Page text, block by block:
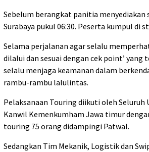
Sebelum berangkat panitia menyediakan
Surabaya pukul 06:30. Peserta kumpul di
Selama perjalanan agar selalu
dilalui dan sesuai dengan cek point’ yang
selalu menjaga keamanan dalam
rambu-rambu lalulintas.
Pelaksanaan Touring diikuti oleh Seluruh
Kanwil Kemenkumham Jawa timur
touring 75 orang didampingi Patwal.
Sedangkan Tim Mekanik, Logistik dan